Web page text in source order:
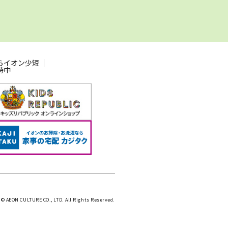
イオン少短
中
AEON CULTURE CO., LTD. All Rights Reserved.